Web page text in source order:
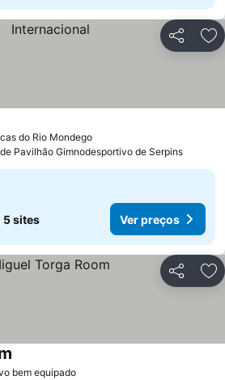
Partilhar
do Rio Mondego
Pavilhão Gimnodesportivo de Serpins
5 sites Ver preços
Partilhar
bem equipado